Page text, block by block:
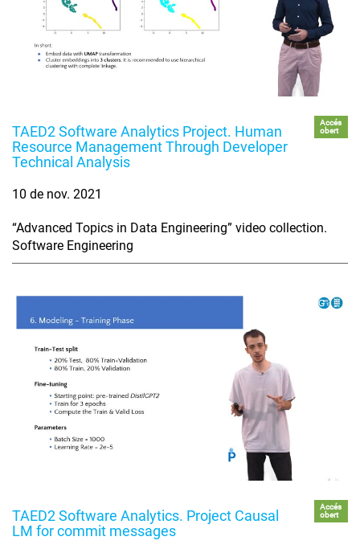
TAED2 Software Analytics Project. Human
Resource Management Through Developer
Technical Analysis
Accés
obert
10 de nov. 2021
“Advanced Topics in Data Engineering” video collection.
Software Engineering
TAED2 Software Analytics. Project Causal
LM for commit messages
Accés
obert